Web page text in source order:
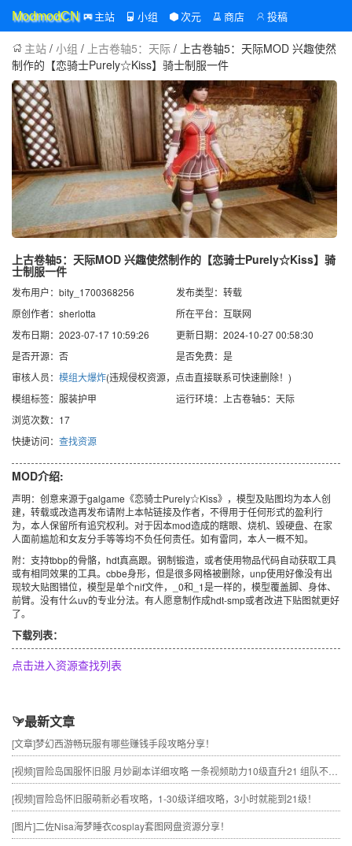
ModmodCN 主站 小组 次元 商店 投稿
主站 / 小组 / 上古卷轴5：天际 / 上古卷轴5：天际MOD 兴趣使然
制作的【恋骑士Purely☆Kiss】骑士制服一件
上古卷轴5：天际MOD 兴趣使然制作的【恋骑士Purely☆Kiss】骑
士制服一件
发布用户：bity_1700368256
发布类型：转载
原创作者：sherlotta
所在平台：互联网
发布日期：2023-07-17 10:59:26
更新日期：2024-10-27 00:58:30
是否开源：否
是否免费：是
审核人员： 模组大爆炸(违规侵权资源，点击直接联系可快速删除！)
模组标签：服装护甲
运行环境：上古卷轴5：天际
浏览次数：17
快捷访问： 查找资源
MOD介绍:
声明：创意来源于galgame《恋骑士Purely☆Kiss》，模型及贴图均为本人创
建，转载或改造再发布请附上本帖链接及作者，不得用于任何形式的盈利行
为，本人保留所有追究权利。对于因本mod造成的瞎眼、烧机、毁硬盘、在家
人面前尴尬和女友分手等等均不负任何责任。如有雷同，本人一概不知。
附：支持tbbp的骨骼，hdt真高跟。钢制锻造，或者使用物品代码自动获取工具
或有相同效果的工具。cbbe身形，但是很多网格被删除，unp使用好像没有出
现较大贴图错位，模型是单个nif文件，_0和_1是一样的，模型覆盖脚、身体、
前臂。没有什么uv的专业分法。有人愿意制作成hdt-smp或者改进下贴图就更好
了。
下载列表：
点击进入资源查找列表
最新文章
[文章]梦幻西游畅玩服有哪些赚钱手段攻略分享！
[视频]冒险岛国服怀旧服 月妙副本详细攻略 一条视频助力10级直升21 组队不求人
[视频]冒险岛怀旧服萌新必看攻略，1-30级详细攻略，3小时就能到21级！
[图片]二佐Nisa海梦睡衣cosplay套图网盘资源分享！